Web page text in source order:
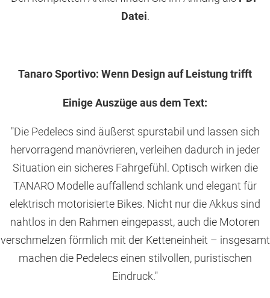
Datei.
Tanaro Sportivo: Wenn Design auf Leistung trifft
Einige Auszüge aus dem Text:
"Die Pedelecs sind äußerst spurstabil und lassen sich
hervorragend manövrieren, verleihen dadurch in jeder
Situation ein sicheres Fahrgefühl. Optisch wirken die
TANARO Modelle auffallend schlank und elegant für
elektrisch motorisierte Bikes. Nicht nur die Akkus sind
nahtlos in den Rahmen eingepasst, auch die Motoren
verschmelzen förmlich mit der Ketteneinheit – insgesamt
machen die Pedelecs einen stilvollen, puristischen
Eindruck."